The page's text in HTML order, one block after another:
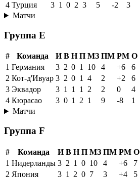
4 Турция 3 1 0 2 3 5 -2
3
Матчи
Группа E
# Команда И В Н П МЗ ПМ РМ О
1 Германия 3 2 0 1 10 4 +6
6
2 Кот-д'Ивуар 3 2 0 1 4 2 +2
6
3 Эквадор 3 1 1 1 2 2 0
4
4 Кюрасао 3 0 1 2 1 9 -8
1
Матчи
Группа F
# Команда И В Н П МЗ ПМ РМ О
1 Нидерланды 3 2 1 0 10 4 +6
7
2 Япония 3 1 2 0 7 3 +4
5